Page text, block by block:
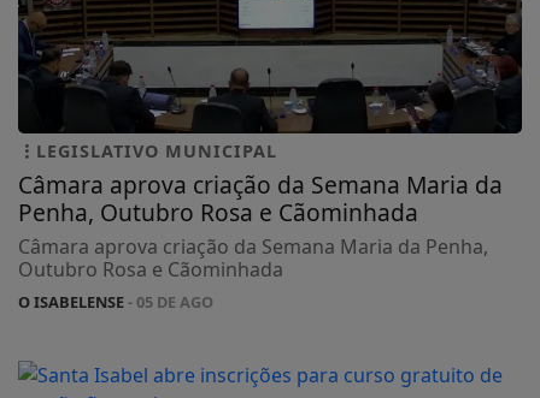
LEGISLATIVO MUNICIPAL
Câmara aprova criação da Semana Maria da
Penha, Outubro Rosa e Cãominhada
Câmara aprova criação da Semana Maria da Penha,
Outubro Rosa e Cãominhada
O ISABELENSE- 05 DE AGO